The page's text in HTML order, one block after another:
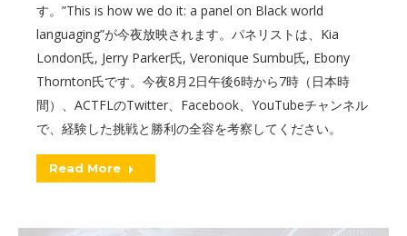
す。”This is how we do it: a panel on Black world
languaging”が今夜放映されます。パネリストは、Kia
London氏, Jerry Parker氏, Veronique Sumbu氏, Ebony
Thornton氏です。今夜8月2日午後6時から7時（日本時
間）、ACTFLのTwitter、Facebook、YouTubeチャンネル
で、経験した挑戦と勝利の全容を考察してください。
Read More